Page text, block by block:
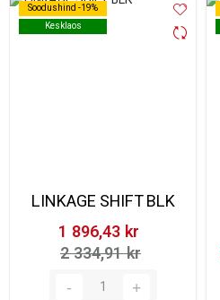
Soodushind -19%
Kesklaos
Soodushind -19%
Kesklaos
LINKAGE SHIFT BLK
1 896,43 kr‎
2 334,91 kr‎